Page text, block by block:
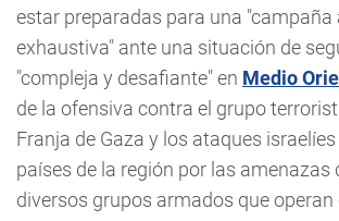
estar preparadas para una "campaña
exhaustiva" ante una situación de
"compleja y desafiante" en Medio
de la ofensiva contra el grupo
Franja de Gaza y los ataques
países de la región por las amenazas
diversos grupos armados que operan